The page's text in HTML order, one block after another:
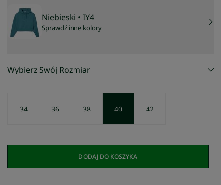
Niebieski • IY4
Sprawdź inne kolory
Wybierz Swój Rozmiar
34 36 38 40 42
DODAJ DO KOSZYKA